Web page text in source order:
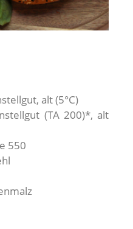
alt (5°C)
(TA 200)*, alt
550